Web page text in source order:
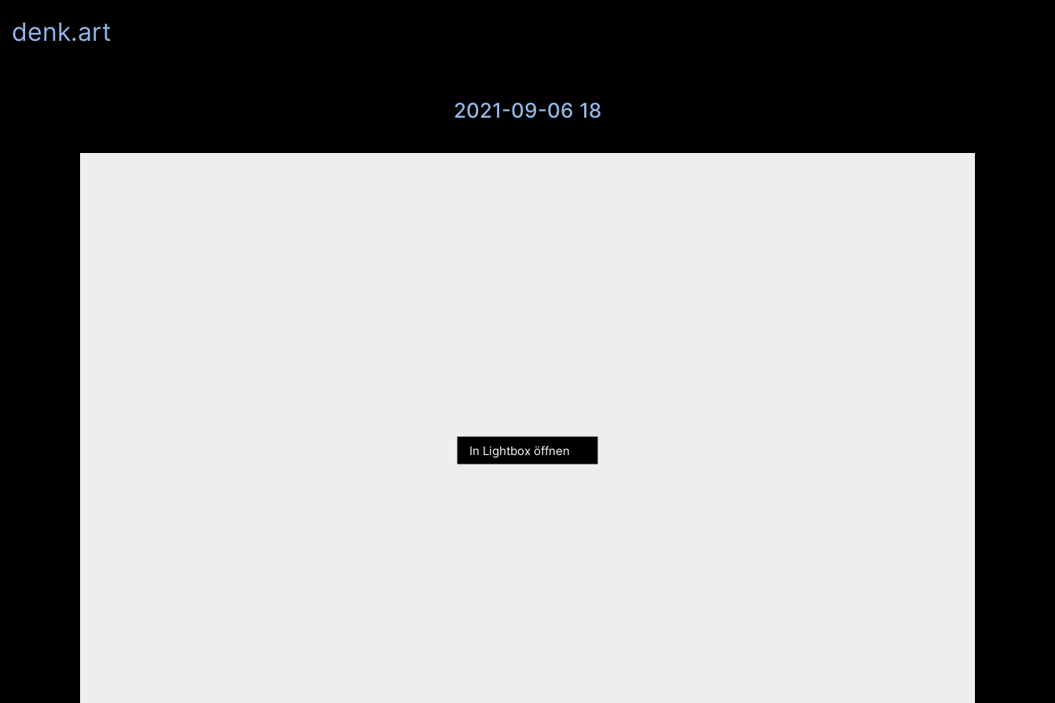
denk.art
2021-09-06 18
In Lightbox öffnen